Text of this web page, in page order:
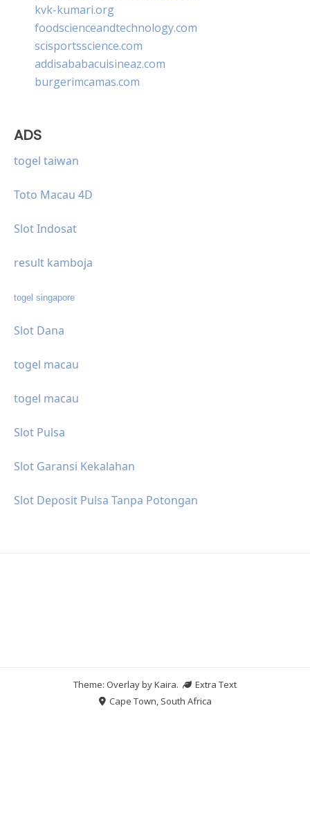
kvk-kumari.org
foodscienceandtechnology.com
scisportsscience.com
addisababacuisineaz.com
burgerimcamas.com
ADS
togel taiwan
Toto Macau 4D
Slot Indosat
result kamboja
togel singapore
Slot Dana
togel macau
togel macau
Slot Pulsa
Slot Garansi Kekalahan
Slot Deposit Pulsa Tanpa Potongan
Theme: Overlay byKaira.
Extra Text
Cape Town, South Africa